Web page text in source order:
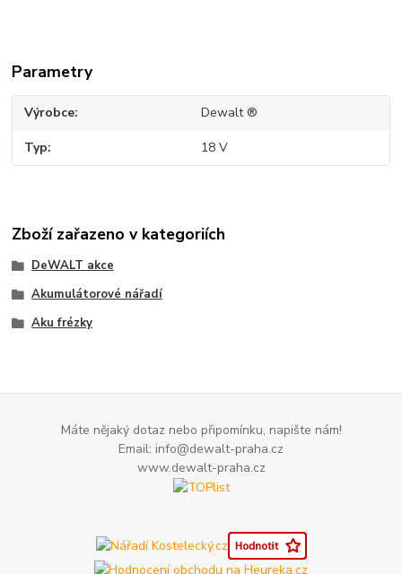
Parametry
Výrobce Dewalt ®
Typ 18 V
Zboží zařazeno v kategoriích
DeWALT akce
Akumulátorové nářadí
Aku frézky
Máte nějaký dotaz nebo připomínku, napište nám!
Email: info@dewalt-praha.cz
www.dewalt-praha.cz